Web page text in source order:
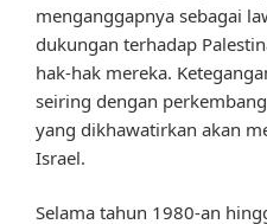
menganggapnya sebagai
dukungan terhadap
hak-hak mereka.
seiring dengan
yang dikhawatirkan akan
Israel.
Selama tahun 1980-an